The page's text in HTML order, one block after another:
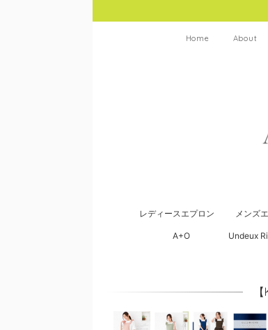
Home About
レディースエプロン メンズ
A+O Undeux